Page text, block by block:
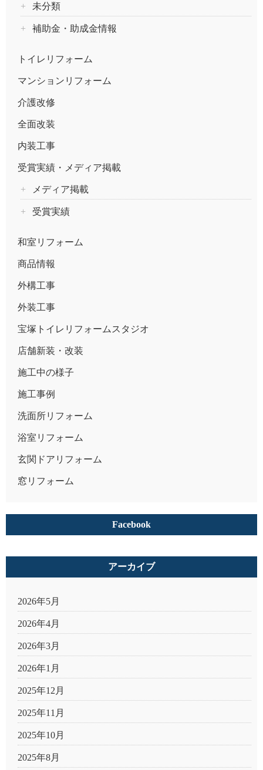
未分類
補助金・助成金情報
トイレリフォーム
マンションリフォーム
介護改修
全面改装
内装工事
受賞実績・メディア掲載
メディア掲載
受賞実績
和室リフォーム
商品情報
外構工事
外装工事
宝塚トイレリフォームスタジオ
店舗新装・改装
施工中の様子
施工事例
洗面所リフォーム
浴室リフォーム
玄関ドアリフォーム
窓リフォーム
Facebook
アーカイブ
2026年5月
2026年4月
2026年3月
2026年1月
2025年12月
2025年11月
2025年10月
2025年8月